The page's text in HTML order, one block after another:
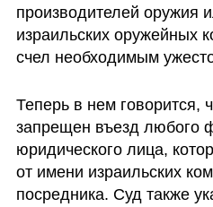
производителей оружия
израильских оружейных
счел необходимым
Теперь в нем говорится,
запрещен въезд любого
юридического лица,
от имени израильских
посредника. Суд также